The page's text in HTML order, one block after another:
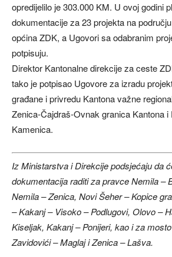
opredijelilo je 303.000 KM. U ovoj godini
dokumentacije za 23 projekta na
općina ZDK, a Ugovori sa odabranim
potpisuju.
Direktor Kantonalne direkcije za ceste
tako je potpisao Ugovore za izradu
građane i privredu Kantona važne
Zenica-Čajdraš-Ovnak granica Kantona
Kamenica.
Iz Ministarstva i Direkcije podsjećaju da
dokumentacija raditi za pravce Nemila –
Nemila – Zenica, Novi Šeher – Kopice
– Kakanj – Visoko – Podlugovi, Olovo –
Kiseljak, Kakanj – Ponijeri, kao i za
Zavidovići – Maglaj i Zenica – Lašva.